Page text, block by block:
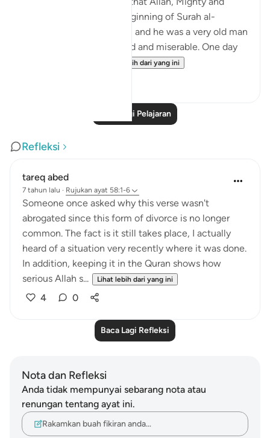
Majestic, revealed the beginning of Surah al-
Mujâdilah. I was with him, and he was a very old man
who became ill-mannered and miserable. One day
Lihat lebih dari yang ini
Baca Lagi Pelajaran
Refleksi
tareq abed
7 tahun lalu · Rujukan ayat 58:1-6
Someone once asked why this verse wasn't
abrogated since this form of divorce is no longer
common. The fact is it still takes place, I actually
heard of a situation very recently where it was done.
In addition, keeping it in the Quran shows how
serious Allah s...
Lihat lebih dari yang ini
4 0
Baca Lagi Refleksi
Nota dan Refleksi
Anda tidak mempunyai sebarang nota atau
renungan tentang ayat ini.
Rakamkan buah fikiran anda…